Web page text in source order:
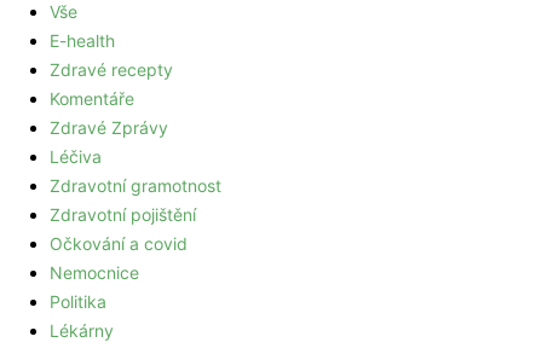
Vše
E-health
Zdravé recepty
Komentáře
Zdravé Zprávy
Léčiva
Zdravotní gramotnost
Zdravotní pojištění
Očkování a covid
Nemocnice
Politika
Lékárny